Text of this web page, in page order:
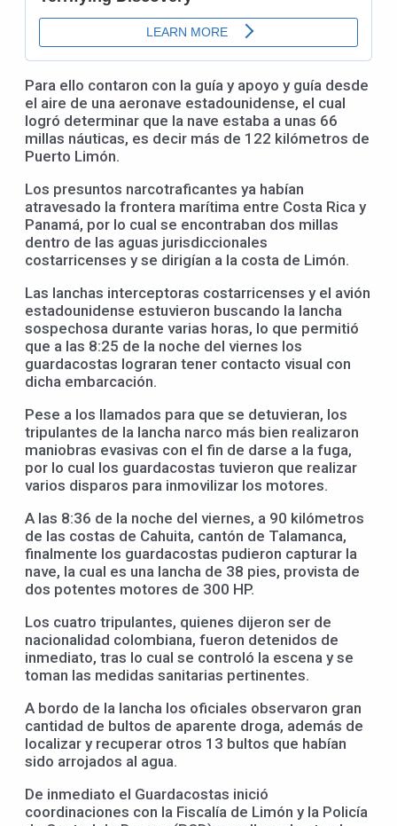
Para ello contaron con la guía y apoyo y guía desde
el aire de una aeronave estadounidense, el cual
logró determinar que la nave estaba a unas 66
millas náuticas, es decir más de 122 kilómetros de
Puerto Limón.
Los presuntos narcotraficantes ya habían
atravesado la frontera marítima entre Costa Rica y
Panamá, por lo cual se encontraban dos millas
dentro de las aguas jurisdiccionales
costarricenses y se dirigían a la costa de Limón.
Las lanchas interceptoras costarricenses y el avión
estadounidense estuvieron buscando la lancha
sospechosa durante varias horas, lo que permitió
que a las 8:25 de la noche del viernes los
guardacostas lograran tener contacto visual con
dicha embarcación.
Pese a los llamados para que se detuvieran, los
tripulantes de la lancha narco más bien realizaron
maniobras evasivas con el fin de darse a la fuga,
por lo cual los guardacostas tuvieron que realizar
varios disparos para inmovilizar los motores.
A las 8:36 de la noche del viernes, a 90 kilómetros
de las costas de Cahuita, cantón de Talamanca,
finalmente los guardacostas pudieron capturar la
nave, la cual es una lancha de 38 pies, provista de
dos potentes motores de 300 HP.
Los cuatro tripulantes, quienes dijeron ser de
nacionalidad colombiana, fueron detenidos de
inmediato, tras lo cual se controló la escena y se
toman las medidas sanitarias pertinentes.
A bordo de la lancha los oficiales observaron gran
cantidad de bultos de aparente droga, además de
localizar y recuperar otros 13 bultos que habían
sido arrojados al agua.
De inmediato el Guardacostas inició
coordinaciones con la Fiscalía de Limón y la Policía